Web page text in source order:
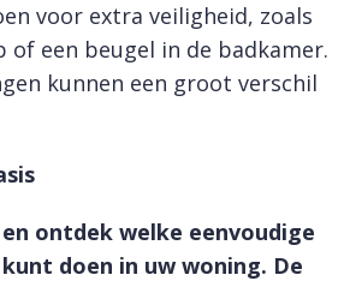
voor extra veiligheid, zoals
of een beugel in de badkamer.
kunnen een groot verschil
en ontdek welke eenvoudige
doen in uw woning. De